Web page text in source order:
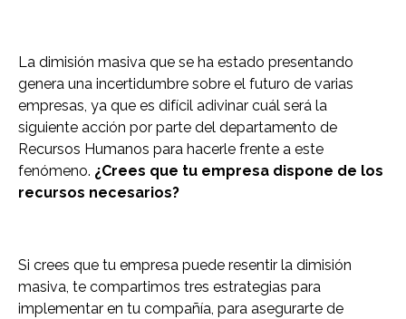
La dimisión masiva que se ha estado presentando
genera una incertidumbre sobre el futuro de varias
empresas, ya que es difícil adivinar cuál será la
siguiente acción por parte del departamento de
Recursos Humanos para hacerle frente a este
fenómeno. ¿Crees que tu empresa dispone de los
recursos necesarios?
Si crees que tu empresa puede resentir la dimisión
masiva, te compartimos tres estrategias para
implementar en tu compañía, para asegurarte de